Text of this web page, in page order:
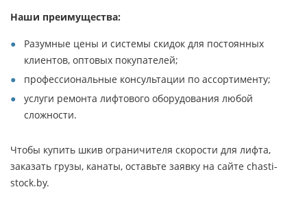
Наши преимущества:
Разумные цены и системы скидок для постоянных
клиентов, оптовых покупателей;
профессиональные консультации по ассортименту;
услуги ремонта лифтового оборудования любой
сложности.
Чтобы купить шкив ограничителя скорости для лифта,
заказать грузы, канаты, оставьте заявку на сайте chasti-
stock.by.